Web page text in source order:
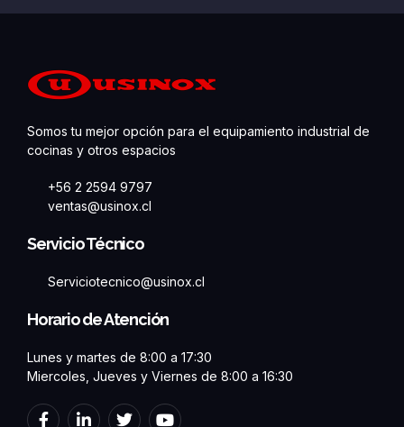
Somos tu mejor opción para el equipamiento industrial de
cocinas y otros espacios
+56 2 2594 9797
ventas@usinox.cl
Servicio Técnico
Serviciotecnico@usinox.cl
Horario de Atención
Lunes y martes de 8:00 a 17:30
Miercoles, Jueves y Viernes de 8:00 a 16:30
F
L
T
Y